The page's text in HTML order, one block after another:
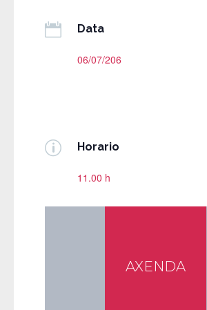
 Data
06/07/206
p Horario
11.00 h
AXENDA